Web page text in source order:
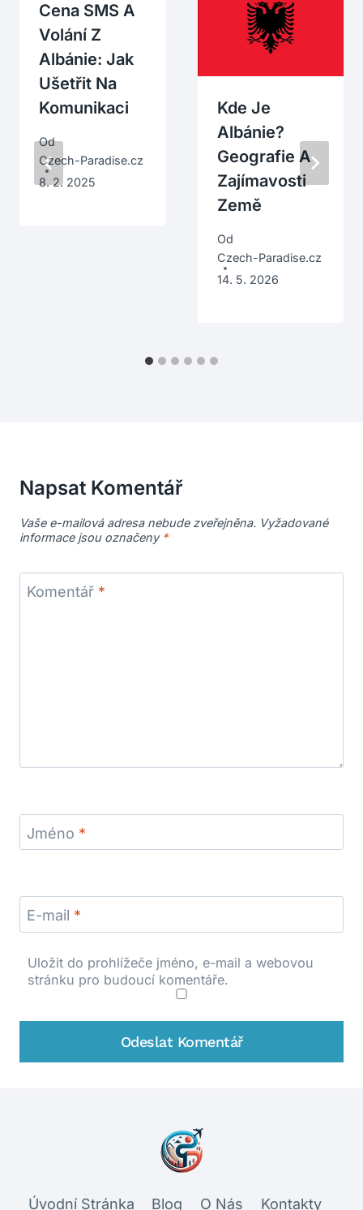
Cena SMS A
Volání Z
Albánie: Jak
Ušetřit Na
Komunikaci
Od
Czech-Paradise.cz
8. 2. 2025
Kde Je
Albánie?
Geografie A
Zajímavosti
Země
Od
Czech-Paradise.cz
14. 5. 2026
Napsat Komentář
Vaše e-mailová adresa nebude zveřejněna. Vyžadované
informace jsou označeny *
Komentář *
Jméno *
E-mail *
Uložit do prohlížeče jméno, e-mail a webovou
stránku pro budoucí komentáře.
Úvodní Stránka Blog O Nás Kontakty